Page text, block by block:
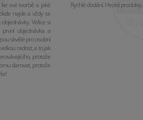
své tvorbě a jaké
najde a vždy se
Velice si
objednávka a
skvělé pro osobní
radost, a to jak
protože
darovat, protože
Rychlé dodání. Hezké produkty.